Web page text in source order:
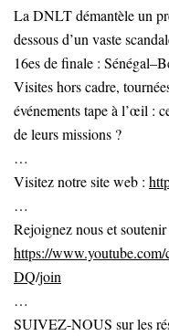
La DNLT démantèle un
dessous d’un vaste
16es de finale :
Visites hors cadre,
événements tape à l’œil :
de leurs missions ?
…
Visitez notre site web :
…
Rejoignez nous et
https://
DQ/join
…
SUIVEZ-NOUS sur les